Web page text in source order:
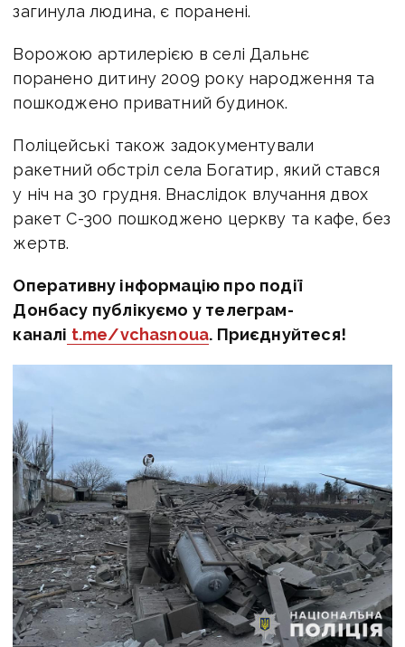
загинула людина, є поранені.
Ворожою артилерією в селі Дальнє
поранено дитину 2009 року народження та
пошкоджено приватний будинок.
Поліцейські також задокументували
ракетний обстріл села Богатир, який стався
у ніч на 30 грудня. Внаслідок влучання двох
ракет С-300 пошкоджено церкву та кафе, без
жертв.
Оперативну інформацію про події
Донбасу публікуємо у телеграм-
каналі t.me/vchasnoua. Приєднуйтеся!